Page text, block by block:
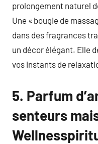
prolongement naturel
Une « bougie de
dans des fragrances
un décor élégant. Elle
vos instants de
5. Parfum
senteurs